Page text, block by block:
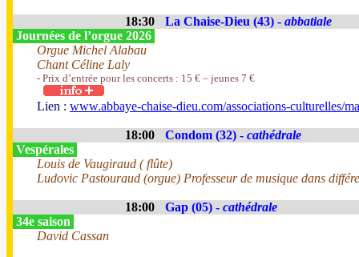
18:30 La Chaise-Dieu (43) - abbatiale
Journées de l’orgue 2026
Orgue Michel Alabau
Chant Céline Laly
- Prix d’entrée pour les concerts : 15 € – jeunes 7 €
Lien : www.abbaye-chaise-dieu.com/associations-culturelles/
18:00 Condom (32) - cathédrale
Vespérales
Louis de Vaugiraud ( flûte)
Ludovic Pastouraud (orgue) Professeur de musique dans
18:00 Gap (05) - cathédrale
34e saison
David Cassan